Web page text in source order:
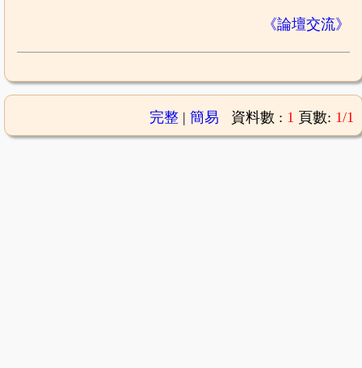
《論壇交流》
完整| 簡易 資料數 : 1 頁數: 1/1